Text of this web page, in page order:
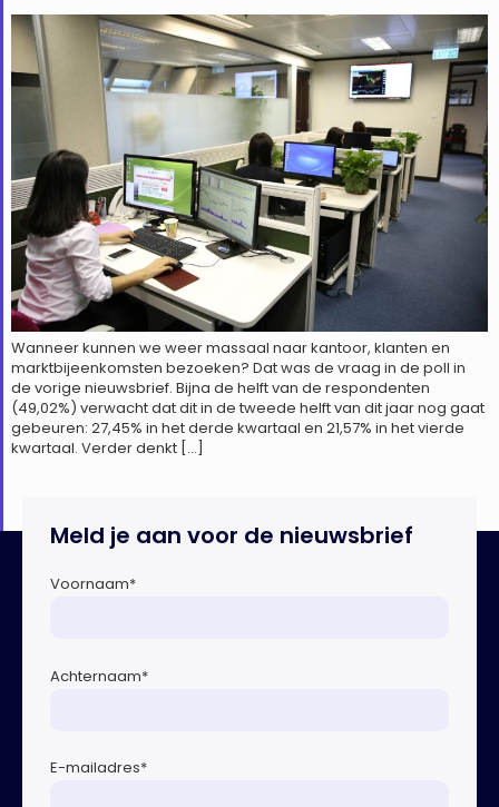
Wanneer kunnen we weer massaal naar kantoor, klanten en
marktbijeenkomsten bezoeken? Dat was de vraag in de poll in
de vorige nieuwsbrief. Bijna de helft van de respondenten
(49,02%) verwacht dat dit in de tweede helft van dit jaar nog gaat
gebeuren: 27,45% in het derde kwartaal en 21,57% in het vierde
kwartaal. Verder denkt […]
Meld je aan voor de nieuwsbrief
Voornaam*
Achternaam*
E-mailadres*